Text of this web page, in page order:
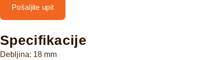
Pošaljite upit
Specifikacije
Debljina: 18 mm